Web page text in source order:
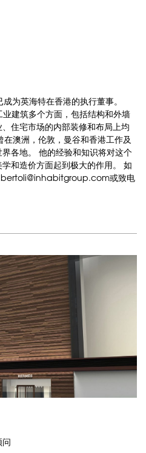
为英海特在香港的执行董事。
建筑多个方面，包括结构和外墙
住宅市场的内部装修和布局上均
澳洲，伦敦，曼谷和香港工作及
各地。 他的经验和知识将对这个
和造价方面起到极大的作用。 如
或致电